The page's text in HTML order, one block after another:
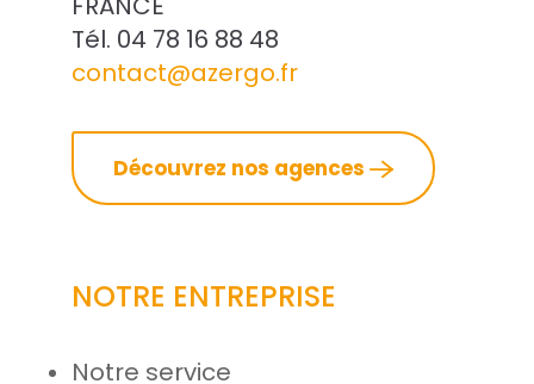
Tél. 04 78 16 88 48
contact@azergo.fr
Découvrez nos agences
NOTRE ENTREPRISE
Notre service